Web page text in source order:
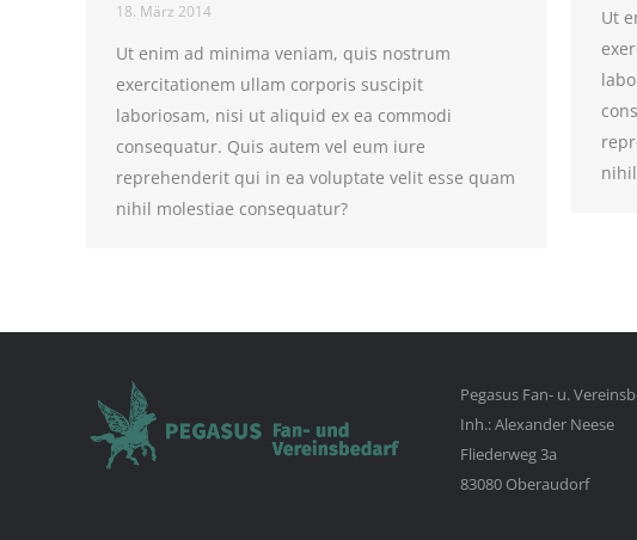
18. März 2014
Ut enim ad minima veniam, quis nostrum
exercitationem ullam corporis suscipit
laboriosam, nisi ut aliquid ex ea commodi
consequatur. Quis autem vel eum iure
reprehenderit qui in ea voluptate velit esse quam
nihil molestiae consequatur?
Ut
Pegasus Fan- u.
Inh.: Alexander Neese
Fliederweg 3a
83080 Oberaudorf